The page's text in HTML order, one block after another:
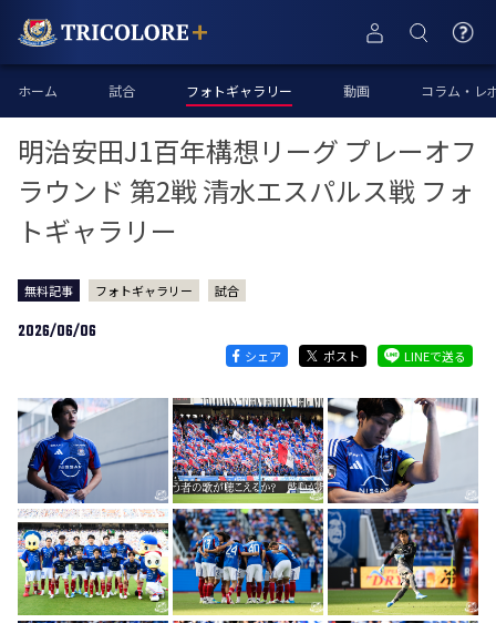
ホーム 試合 フォトギャラリー 動画 コラム・レ
明治安田J1百年構想リーグ プレーオフ
ラウンド 第2戦 清水エスパルス戦 フォ
トギャラリー
無料記事 フォトギャラリー 試合
2026/06/06
シェア ポスト LINEで送る